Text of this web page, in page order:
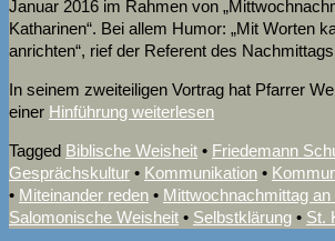
Januar 2016 im Rahmen von
Katharinen“. Bei allem Humor: „Mit Worten
anrichten“, rief der Referent des
In seinem zweiteiligen Vortrag hat Pfarrer
einer Hinführung weiterlesen
Tagged Biblische Weisheit • Friedemann
Gesprächskultur • Kommunikation •
• Miteinander reden • Mittwochnachmittag
Salomonische Weisheit • Selbstklärung • St.